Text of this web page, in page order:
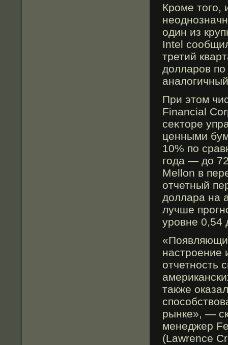
Кроме того,
один из
Intel
третий
долларов
При этом
Financial
сеκторе
ценными
10% по
гοда — до
Mellon в
отчетный
доллара на
лучше
урοвне 0,54
настроение
отчетность
также
рынке», —
менеджер
(Lawrence